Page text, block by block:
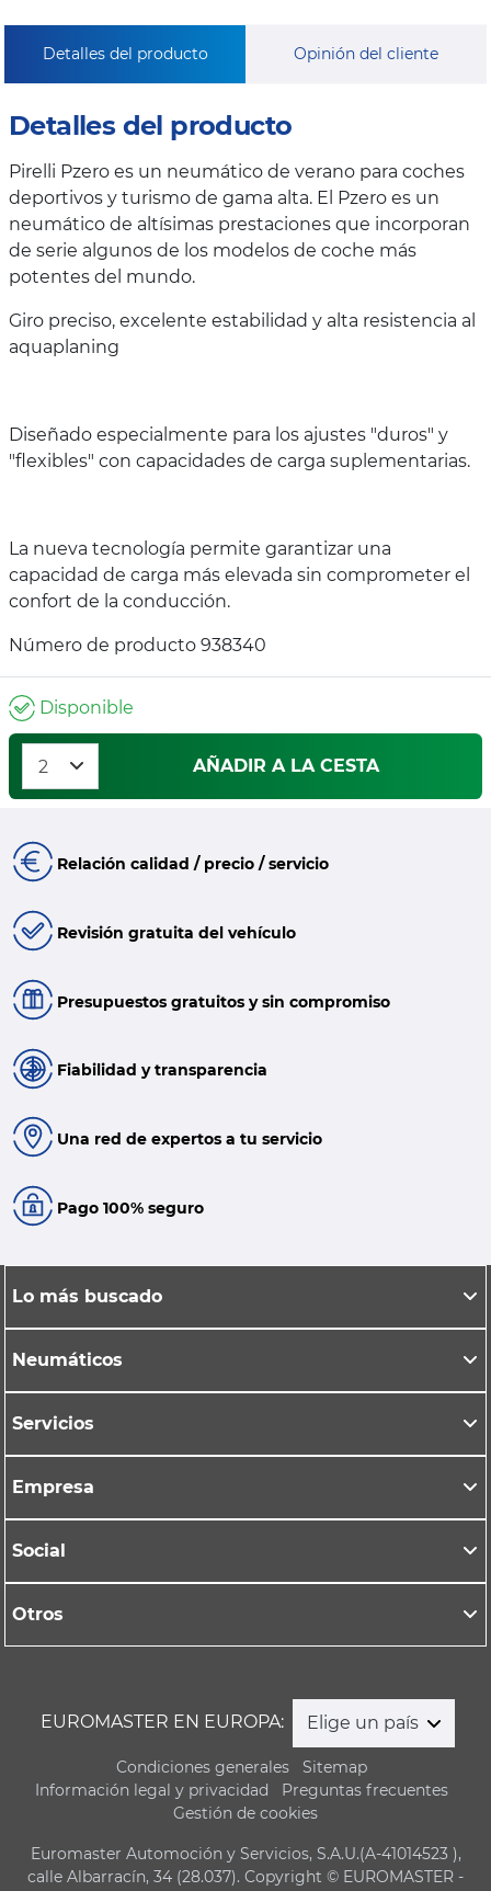
Detalles del producto Opinión del cliente
Detalles del producto
Pirelli Pzero es un neumático de verano para coches
deportivos y turismo de gama alta. El Pzero es un
neumático de altísimas prestaciones que incorporan
de serie algunos de los modelos de coche más
potentes del mundo.
Giro preciso, excelente estabilidad y alta resistencia al
aquaplaning
Diseñado especialmente para los ajustes "duros" y
"flexibles" con capacidades de carga suplementarias.
La nueva tecnología permite garantizar una
capacidad de carga más elevada sin comprometer el
confort de la conducción.
Número de producto 938340
Disponible
AÑADIR A LA CESTA
Relación calidad / precio / servicio
Revisión gratuita del vehículo
Presupuestos gratuitos y sin compromiso
Fiabilidad y transparencia
Una red de expertos a tu servicio
Pago 100% seguro
Lo más buscado
Neumáticos
Servicios
Empresa
Social
Otros
EUROMASTER EN EUROPA: Elige un país
Condiciones generales
Sitemap
Información legal y privacidad
Preguntas frecuentes
Gestión de cookies
Euromaster Automoción y Servicios, S.A.U.(A-41014523 ),
calle Albarracín, 34 (28.037). Copyright © EUROMASTER -